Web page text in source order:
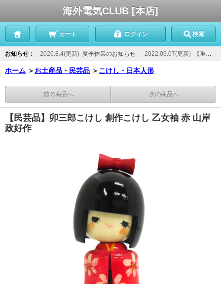
海外電気CLUB [本店]
カート ログイン 検索
お知らせ： 2026.8.4(更新) 夏季休業のお知らせ 2022.09.07(更新) 【重要】当店からのメールが届かないお客様へ
ホーム ＞ お土産品・民芸品 ＞ こけし・日本人形
前の商品へ 次の商品へ
【民芸品】卯三郎こけし 創作こけし 乙女袖 赤 山岸
政好作